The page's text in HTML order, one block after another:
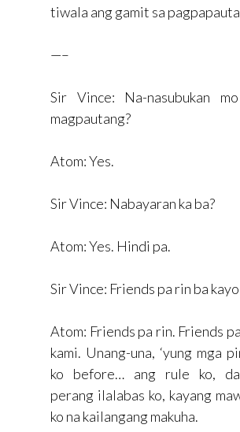
tiwala ang gamit sa
—–
Sir Vince: Na-nasubukan
magpautang?
Atom: Yes.
Sir Vince: Nabayaran ka ba?
Atom: Yes. Hindi pa.
Sir Vince: Friends pa rin ba
Atom: Friends pa rin. Friends
kami. Unang-una, ‘yung mga
ko before… ang rule ko,
perang ilalabas ko, kayang
ko na kailangang makuha.